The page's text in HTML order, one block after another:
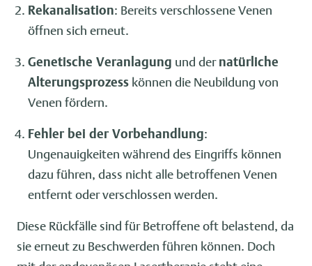
Rekanalisation: Bereits verschlossene Venen
öffnen sich erneut.
Genetische Veranlagung und dernatürliche
Alterungsprozess können die Neubildung von
Venen fördern.
Fehler bei der Vorbehandlung:
Ungenauigkeiten während des Eingriffs können
dazu führen, dass nicht alle betroffenen Venen
entfernt oder verschlossen werden.
Diese Rückfälle sind für Betroffene oft belastend, da
sie erneut zu Beschwerden führen können. Doch